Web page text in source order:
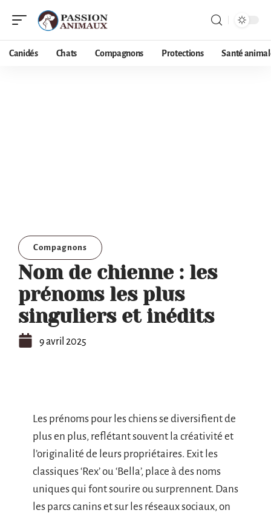
Canidés Chats Compagnons Protections Santé
Compagnons
Nom de chienne : les
prénoms les plus
singuliers et inédits
9 avril 2025
Les prénoms pour les chiens se diversifient de
plus en plus, reflétant souvent la créativité et
l’originalité de leurs propriétaires. Exit les
classiques ‘Rex’ ou ‘Bella’, place à des noms
uniques qui font sourire ou surprennent. Dans
les parcs canins et sur les réseaux sociaux, on